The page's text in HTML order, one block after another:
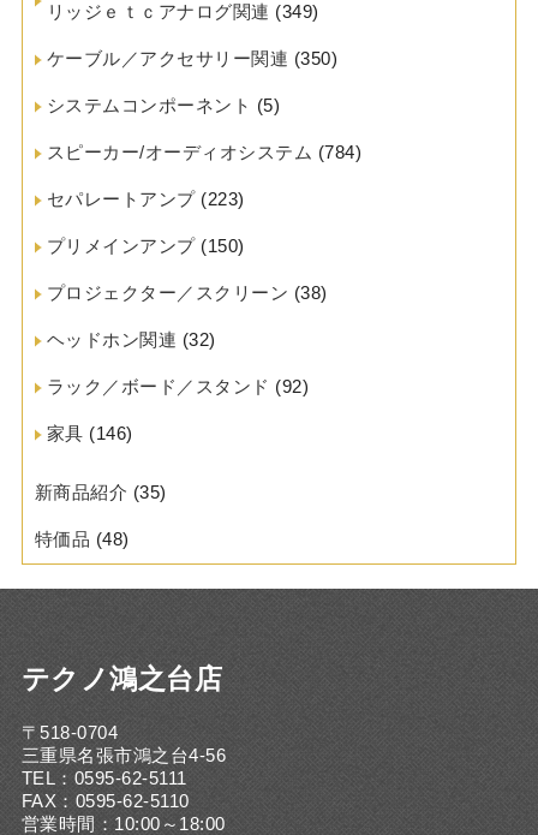
リッジｅｔｃアナログ関連 (349)
ケーブル／アクセサリー関連 (350)
システムコンポーネント (5)
スピーカー/オーディオシステム (784)
セパレートアンプ(223)
プリメインアンプ(150)
プロジェクター／スクリーン (38)
ヘッドホン関連 (32)
ラック／ボード／スタンド (92)
家具 (146)
新商品紹介 (35)
特価品 (48)
テクノ鴻之台店
〒518-0704
三重県名張市鴻之台4-56
TEL：0595-62-5111
FAX：0595-62-5110
営業時間：10:00～18:00